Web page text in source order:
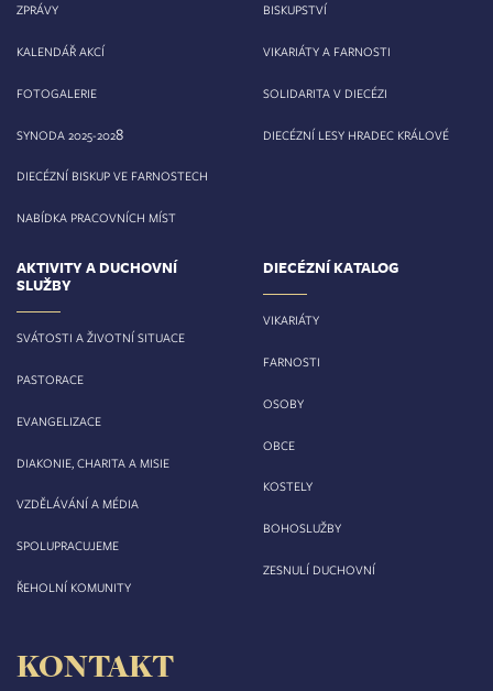
ZPRÁVY
KALENDÁŘ AKCÍ
FOTOGALERIE
SYNODA 2025-2028
DIECÉZNÍ BISKUP VE FARNOSTECH
NABÍDKA PRACOVNÍCH MÍST
BISKUPSTVÍ
VIKARIÁTY A FARNOSTI
SOLIDARITA V DIECÉZI
DIECÉZNÍ LESY HRADEC KRÁLOVÉ
AKTIVITY A DUCHOVNÍ
SLUŽBY
SVÁTOSTI A ŽIVOTNÍ SITUACE
PASTORACE
EVANGELIZACE
DIAKONIE, CHARITA A MISIE
VZDĚLÁVÁNÍ A MÉDIA
SPOLUPRACUJEME
ŘEHOLNÍ KOMUNITY
DIECÉZNÍ KATALOG
VIKARIÁTY
FARNOSTI
OSOBY
OBCE
KOSTELY
BOHOSLUŽBY
ZESNULÍ DUCHOVNÍ
KONTAKT